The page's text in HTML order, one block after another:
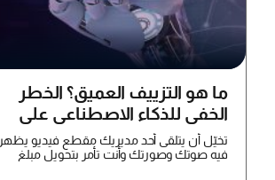
ما هو التزييف العميق؟ الخطر
الخفي للذكاء الاصطناعي على
خصوصيتك
تخيّل أن يتلقى أحد مديريك مقطع فيديو يظهر
فيه صوتك وصورتك وأنت تأمر بتحويل مبلغ